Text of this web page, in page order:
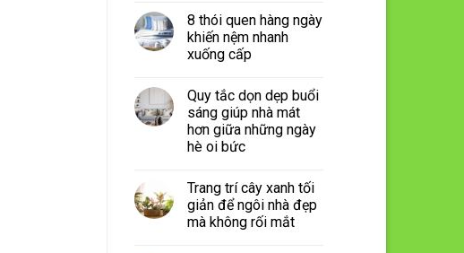
8 thói quen hàng ngày
khiến nệm nhanh
xuống cấp
Quy tắc dọn dẹp buổi
sáng giúp nhà mát
hơn giữa những ngày
hè oi bức
Trang trí cây xanh tối
giản để ngôi nhà đẹp
mà không rối mắt